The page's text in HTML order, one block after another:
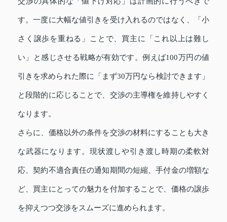
す。一度に大幅な値引きを受け入れるのではなく、「小
さく譲歩を重ねる」ことで、買主に「これ以上は難し
い」と感じさせる戦略が有効です。例えば100万円の値
引きを求められた際に「まず30万円なら検討できます」
と段階的に応じることで、交渉の主導権を維持しやすく
なります。
さらに、価格以外の条件を交渉の材料にすることも大き
な武器になります。現状渡しや引き渡し時期の柔軟対
応、契約不適合責任の通知期間の短縮、手付金の増額な
ど、買主にとっての魅力を付加することで、価格の譲歩
を抑えつつ交渉をスムーズに進められます。